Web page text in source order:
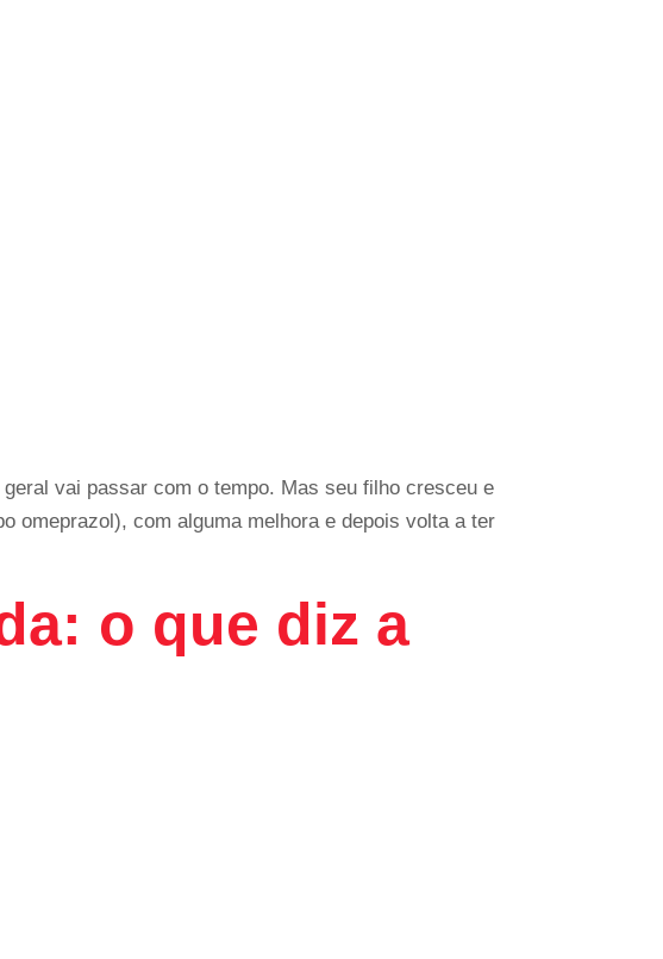
vai passar com o tempo. Mas seu filho cresceu e
omeprazol), com alguma melhora e depois volta a ter
o que diz a